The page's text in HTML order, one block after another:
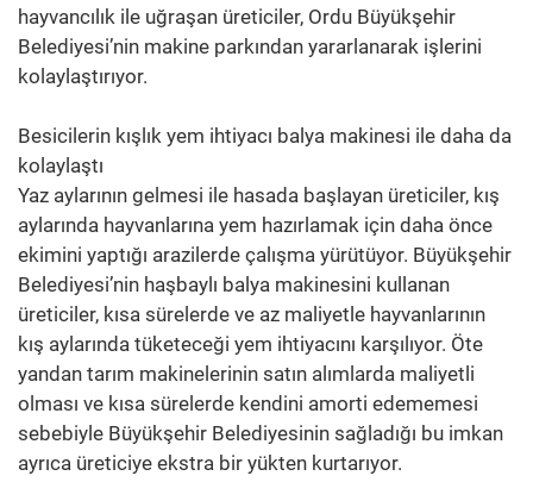
hayvancılık ile uğraşan üreticiler, Ordu Büyükşehir
Belediyesi’nin makine parkından yararlanarak işlerini
kolaylaştırıyor.
Besicilerin kışlık yem ihtiyacı balya makinesi ile daha da
kolaylaştı
Yaz aylarının gelmesi ile hasada başlayan üreticiler, kış
aylarında hayvanlarına yem hazırlamak için daha önce
ekimini yaptığı arazilerde çalışma yürütüyor. Büyükşehir
Belediyesi’nin haşbaylı balya makinesini kullanan
üreticiler, kısa sürelerde ve az maliyetle hayvanlarının
kış aylarında tüketeceği yem ihtiyacını karşılıyor. Öte
yandan tarım makinelerinin satın alımlarda maliyetli
olması ve kısa sürelerde kendini amorti edememesi
sebebiyle Büyükşehir Belediyesinin sağladığı bu imkan
ayrıca üreticiye ekstra bir yükten kurtarıyor.